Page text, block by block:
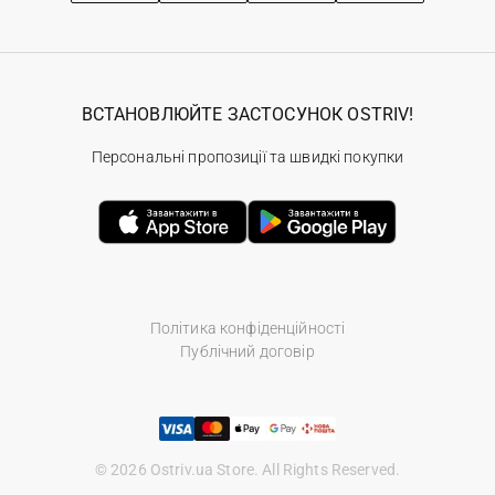
Політика конфіденційності
Публічний договір
© 2026 Ostriv.ua Store. All Rights Reserved.
ВСТАНОВЛЮЙТЕ ЗАСТОСУНОК OSTRIV!
Персональні пропозиції та швидкі покупки